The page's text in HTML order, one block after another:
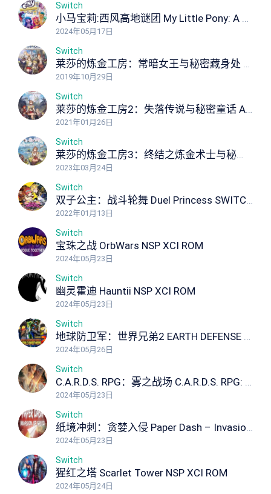
Switch
小马宝莉:西风高地谜团 My Little Pony: A Zephyr Heights Mystery NSP XCI ROM
2024年05月17日
Switch
莱莎的炼金工房：常暗女王与秘密藏身处 Atelier Ryza: Ever Darkness the Secret Hideout NSP XCI ROM
2019年10月29日
Switch
莱莎的炼金工房2：失落传说与秘密童话 Atelier Ryza 2 Lost Legends & the Secret Fairy NSP XCI ROM
2021年01月26日
Switch
莱莎的炼金工房3：终结之炼金术士与秘密钥匙 Atelier Ryza 3: Alchemist of the End the Secret Key Ultimate Edition NSP XCI ROM
2023年03月24日
Switch
双子公主：战斗轮舞 Duel Princess SWITCH NSP NSP XCI ROM
2022年01月13日
Switch
宝珠之战 OrbWars NSP XCI ROM
2024年05月23日
Switch
幽灵霍迪 Hauntii NSP XCI ROM
2024年05月23日
Switch
地球防卫军：世界兄弟2 EARTH DEFENSE FORCE: WORLD BROTHERS 2
2024年05月26日
Switch
C.A.R.D.S. RPG：雾之战场 C.A.R.D.S. RPG: The Misty Battlefield NSP XCI ROM
2024年05月23日
Switch
纸境冲刺：贪婪入侵 Paper Dash – Invasion of Greed NSP XCI ROM
2024年05月23日
Switch
猩红之塔 Scarlet Tower NSP XCI ROM
2024年05月24日